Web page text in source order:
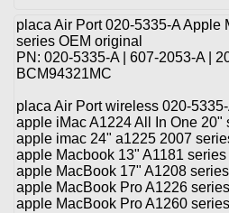
placa Air Port 020-5335-A Apple
series OEM original
PN: 020-5335-A | 607-2053-A |
BCM94321MC
placa Air Port wireless 020-
apple iMac A1224 All In One 20"
apple imac 24" a1225 2007
apple Macbook 13" A1181
apple MacBook 17" A1208
apple MacBook Pro A1226
apple MacBook Pro A1260